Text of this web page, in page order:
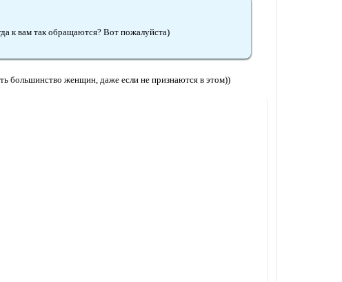
к вам так обращаются? Вот пожалуйста)
большинство женщин, даже если не признаются в этом))